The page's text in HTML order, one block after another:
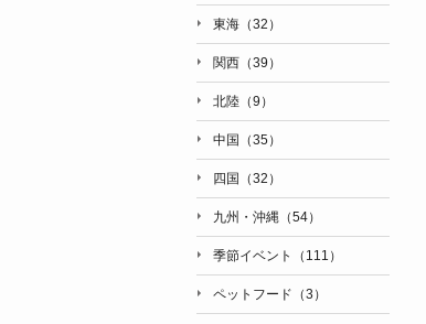
東海（32）
関西（39）
北陸（9）
中国（35）
四国（32）
九州・沖縄（54）
季節イベント（111）
ペットフード（3）